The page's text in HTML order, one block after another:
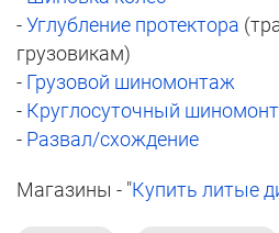
-Углубление протектора
грузовикам)
- Грузовой шиномонтаж
- Круглосуточный
- Развал/схождение
Магазины - "Купить литые